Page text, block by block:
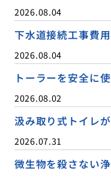
2026.08.04
下水道接続工事費
2026.08.04
トーラーを安全に
2026.08.02
汲み取り式トイレ
2026.07.31
微生物を殺さない